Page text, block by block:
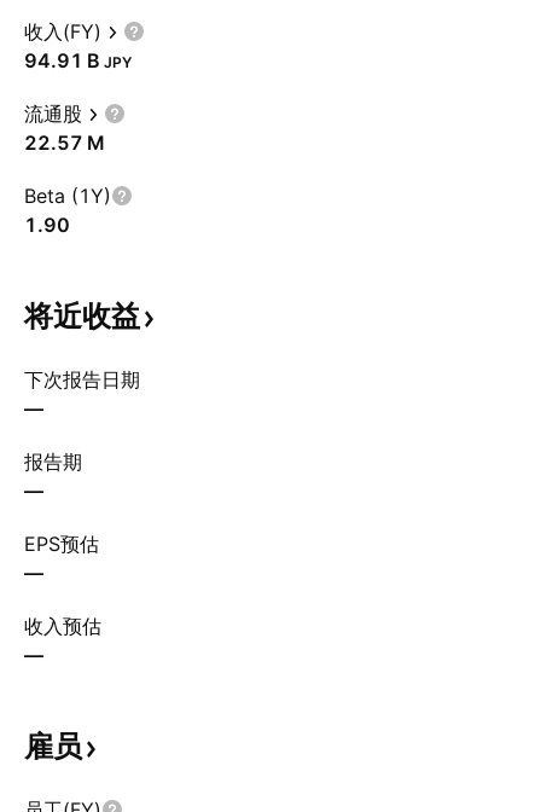
收入(FY)
‪94.91 B‬ JPY
流通股
‪22.57 M‬
Beta (1Y)
1.90
将近收益
下次报告日期
—
报告期
—
EPS预估
—
收入预估
—
雇员